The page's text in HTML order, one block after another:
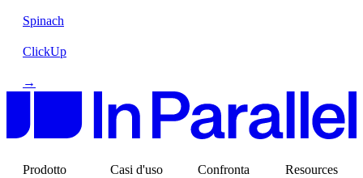
Spinach
ClickUp
→
Prodotto Casi d'uso Confronta Resources